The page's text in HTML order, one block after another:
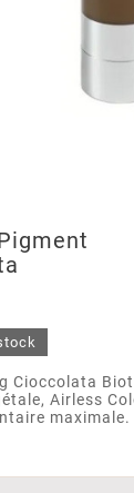
Cioccolata
Airless
maximale.